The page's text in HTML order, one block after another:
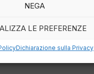
NEGA
LE PREFERENZE
Dichiarazione sulla Privacy